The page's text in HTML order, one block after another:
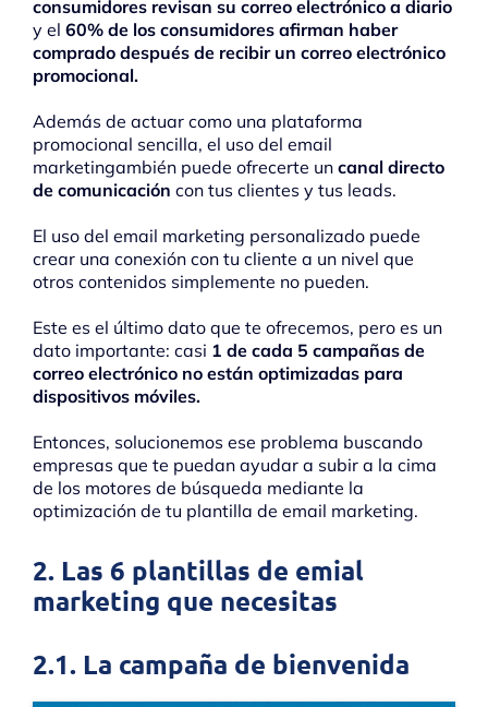
consumidores revisan su correo electrónico a diario
y el 60% de los consumidores afirman haber
comprado después de recibir un correo electrónico
promocional.
Además de actuar como una plataforma
promocional sencilla, el uso del email
marketingambién puede ofrecerte un canal directo
de comunicación con tus clientes y tus leads.
El uso del email marketing personalizado puede
crear una conexión con tu cliente a un nivel que
otros contenidos simplemente no pueden.
Este es el último dato que te ofrecemos, pero es un
dato importante: casi 1 de cada 5 campañas de
correo electrónico no están optimizadas para
dispositivos móviles.
Entonces, solucionemos ese problema buscando
empresas que te puedan ayudar a subir a la cima
de los motores de búsqueda mediante la
optimización de tu plantilla de email marketing.
2. Las 6 plantillas de emial
marketing que necesitas
2.1. La campaña de bienvenida